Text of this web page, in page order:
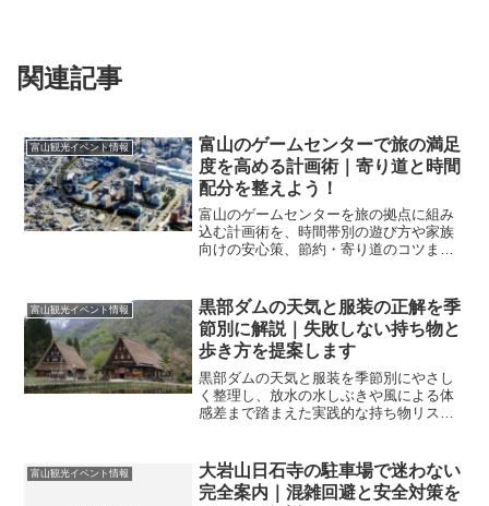
関連記事
富山観光イベント情報
富山のゲームセンターで旅の満足
度を高める計画術｜寄り道と時間
配分を整えよう！
富山のゲームセンターを旅の拠点に組み
込む計画術を、時間帯別の遊び方や家族
向けの安心策、節約・寄り道のコツまで
富山観光イベント情報
黒部ダムの天気と服装の正解を季
節別に解説｜失敗しない持ち物と
歩き方を提案します
黒部ダムの天気と服装を季節別にやさし
く整理し、放水の水しぶきや風による体
感差まで踏まえた実践的な持ち物リスト
富山観光イベント情報
大岩山日石寺の駐車場で迷わない
完全案内｜混雑回避と安全対策を